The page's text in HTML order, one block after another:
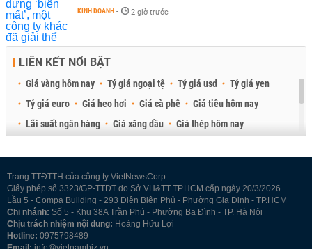
KINH DOANH - 2 giờ trước
LIÊN KẾT NỔI BẬT
Giá vàng hôm nay Tỷ giá ngoại tệ Tỷ giá usd
Tỷ giá yen
Tỷ giá euro
Giá heo hơi Giá cà phê
Giá tiêu hôm nay
Lãi suất ngân hàng
Giá xăng dầu
Giá thép hôm nay
Trang TTĐTTH của công ty VietNewsCorp
Giấy phép số 3323/GP-TTĐT do Sở VH&TT TP.HCM cấp ngày 20/3/2026
Lầu 5 - Compa Building - 293 Điện Biên Phủ - Phường Gia Định - TP.HCM
Chi nhánh: Số 5 - Khu 38A Trần Phú - Phường Ba Đình - TP. Hà Nội
Chịu trách nhiệm nội dung: Hoàng Hữu Lợi
Hotline: 0975798489